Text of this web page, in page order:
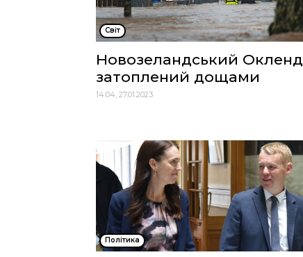
Cвіт
Новозеландський Окленд
затоплений дощами
14:04, 27.01.2023
Політика